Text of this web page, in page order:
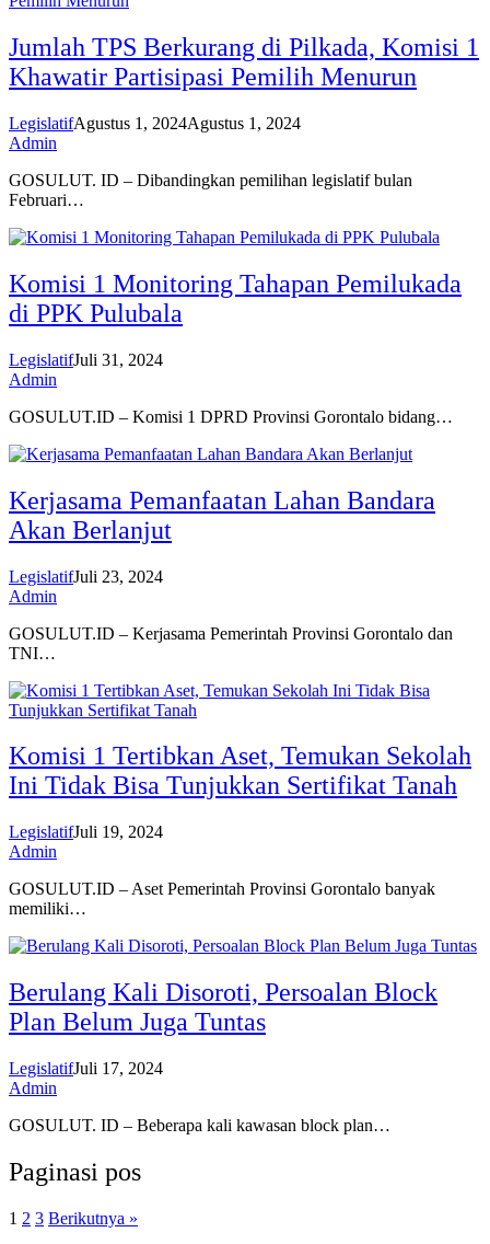
Jumlah TPS Berkurang di Pilkada, Komisi 1
Khawatir Partisipasi Pemilih Menurun
LegislatifAgustus 1, 2024Agustus 1, 2024
Admin
GOSULUT. ID – Dibandingkan pemilihan legislatif bulan
Februari…
Komisi 1 Monitoring Tahapan Pemilukada
di PPK Pulubala
LegislatifJuli 31, 2024
Admin
GOSULUT.ID – Komisi 1 DPRD Provinsi Gorontalo bidang…
Kerjasama Pemanfaatan Lahan Bandara
Akan Berlanjut
LegislatifJuli 23, 2024
Admin
GOSULUT.ID – Kerjasama Pemerintah Provinsi Gorontalo dan
TNI…
Komisi 1 Tertibkan Aset, Temukan Sekolah
Ini Tidak Bisa Tunjukkan Sertifikat Tanah
LegislatifJuli 19, 2024
Admin
GOSULUT.ID – Aset Pemerintah Provinsi Gorontalo banyak
memiliki…
Berulang Kali Disoroti, Persoalan Block
Plan Belum Juga Tuntas
LegislatifJuli 17, 2024
Admin
GOSULUT. ID – Beberapa kali kawasan block plan…
Paginasi pos
1 2 3 Berikutnya »